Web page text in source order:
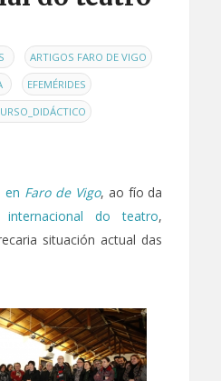
,
ARTIGOS FARO DE VIGO
, EFEMÉRIDES ,
,
en Faro de Vigo, ao fío da
internacional do teatro,
situación actual das